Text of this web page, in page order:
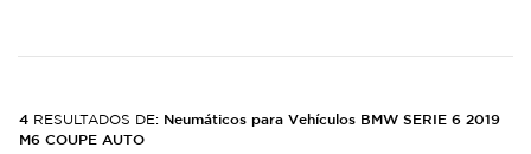
4 RESULTADOS DE: Neumáticos para Vehículos BMW SERIE 6 2019
M6 COUPE AUTO